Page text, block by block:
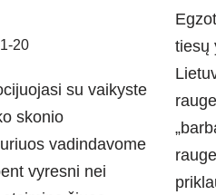
20
su vaikyste
skonio
vadindavome
vyresni nei
tiesų